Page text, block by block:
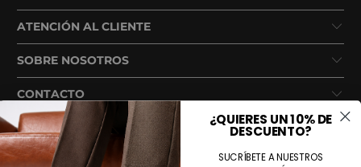
ATENCIÓN AL CLIENTE
SOBRE NOSOTROS
CONTACTO
¿QUIERES UN 10% DE
DESCUENTO?
SUCRÍBETE A NUESTROS